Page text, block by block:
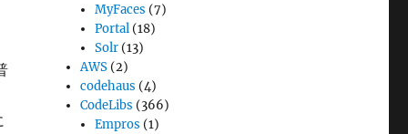
MyFaces (7)
Portal (18)
Solr (13)
AWS (2)
codehaus (4)
CodeLibs (366)
Empros (1)